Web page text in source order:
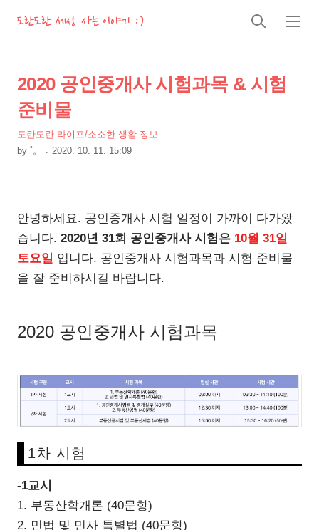
도란도란 세상 사는 이야기 :)
검
메
상
세
컨
텐
츠
본
제
목
2020 공인중개사 시험과목 & 시험
준비물
도란도란 라이프/소소한 생활 정보
by ˚。 2020. 10. 11. 15:09
안녕하세요. 공인중개사 시험 일정이 가까이 다가왔
습니다. 2020년 31회 공인중개사 시험은 10월 31일
토요일 입니다. 공인중개사 시험과목과 시험 준비물
을 잘 준비하시길 바랍니다.
2020 공인중개사 시험과목
1차 시험
-1교시
1. 부동산학개론 (40문항)
2. 민법 및 민사 특별법 (40문항)